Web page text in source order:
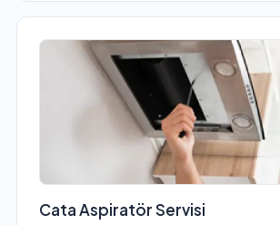
Cata Aspiratör Servisi